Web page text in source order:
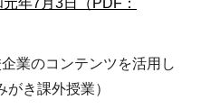
年7月3日（PDF：
企業のコンテンツを活用し
き課外授業）